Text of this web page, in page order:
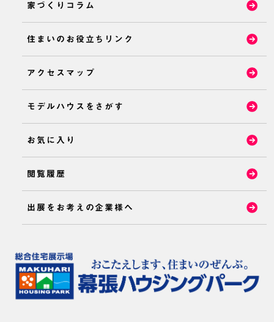
家づくりコラム
住まいのお役立ちリンク
アクセスマップ
モデルハウスをさがす
お気に入り
閲覧履歴
出展をお考えの企業様へ